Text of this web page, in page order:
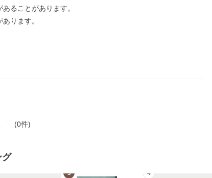
ることがあります。
ります。
(0件)
グ
3 4